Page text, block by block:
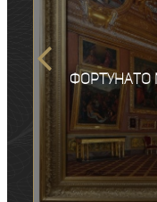
Фортунато